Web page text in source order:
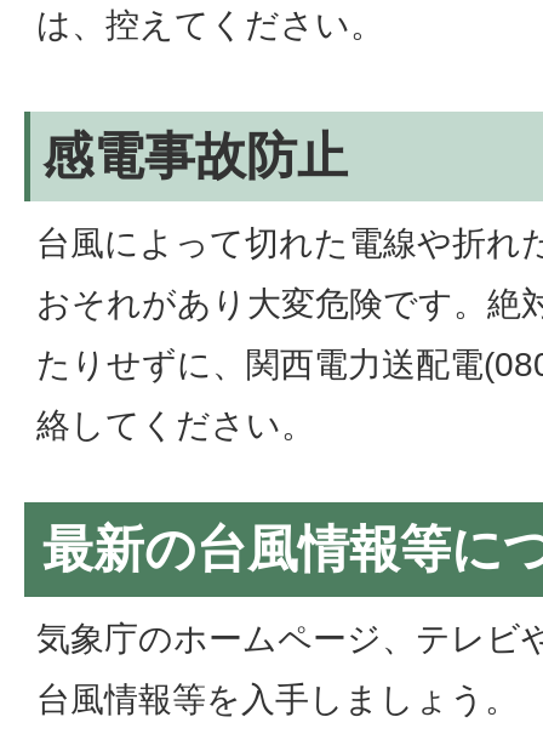
は、控えてください。
感電事故防止
台風によって切れた電線や折れ
おそれがあり大変危険です。絶
たりせずに、関西電力送配電
絡してください。
最新の台風情報等に
気象庁のホームページ、テレビ
台風情報等を入手しましょう。